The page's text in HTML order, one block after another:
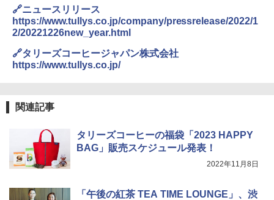
3
￥2,323
￥2,989
家系醤油豚骨 3食パック 130g×3食
ーム調理 フラットテーブル トースト機
能 自動メニュー33種 簡単お手入れ ブラ
￥26,130
4
0℃ 1段調理 フラットテーブル 電子レン
ジ 赤外線センサー ノンフライ調理 簡単
お手入れ 小型 新生活 一人暮らし 二人暮
🔗ニュースリリース
https://www.tullys.co.jp/company/pressrelease/2022/1
2/20221226new_year.html
🔗タリーズコーヒージャパン株式会社
https://www.tullys.co.jp/
関連記事
タリーズコーヒーの福袋「2023 HAPPY
BAG」販売スケジュール発表！
2022年11月8日
「午後の紅茶 TEA TIME LOUNGE」、渋